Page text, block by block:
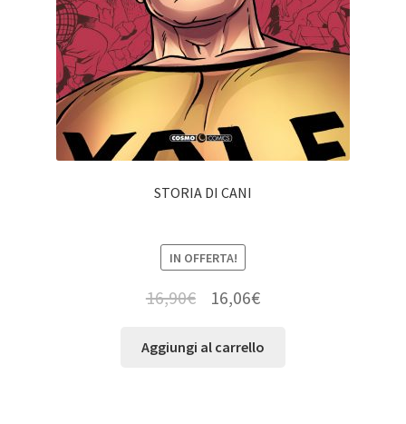
STORIA DI CANI
IN OFFERTA!
16,90€ 16,06€
Aggiungi al carrello